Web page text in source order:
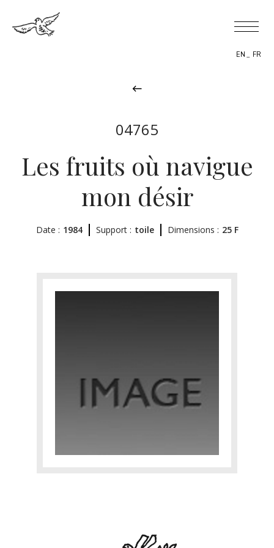
BIOGRAPHIE
THÈMES
L’OEUVRE
EXPOSITIONS
TOBIASSE INTIME
CONTACT
EN FR
04765
Les fruits où navigue
mon désir
Date : 1984 Support : toile Dimensions : 25 F